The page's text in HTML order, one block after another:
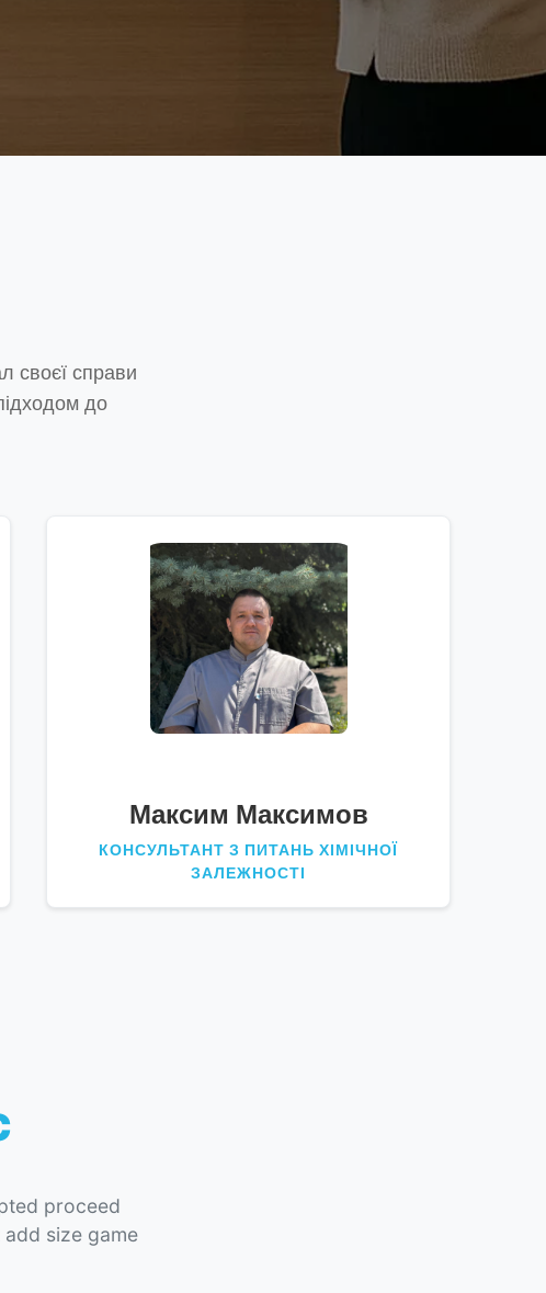
своєї справи
до
Максим Максимов
КОНСУЛЬТАНТ З ПИТАНЬ ХІМІЧНОЇ
ЗАЛЕЖНОСТІ
proceed
size game